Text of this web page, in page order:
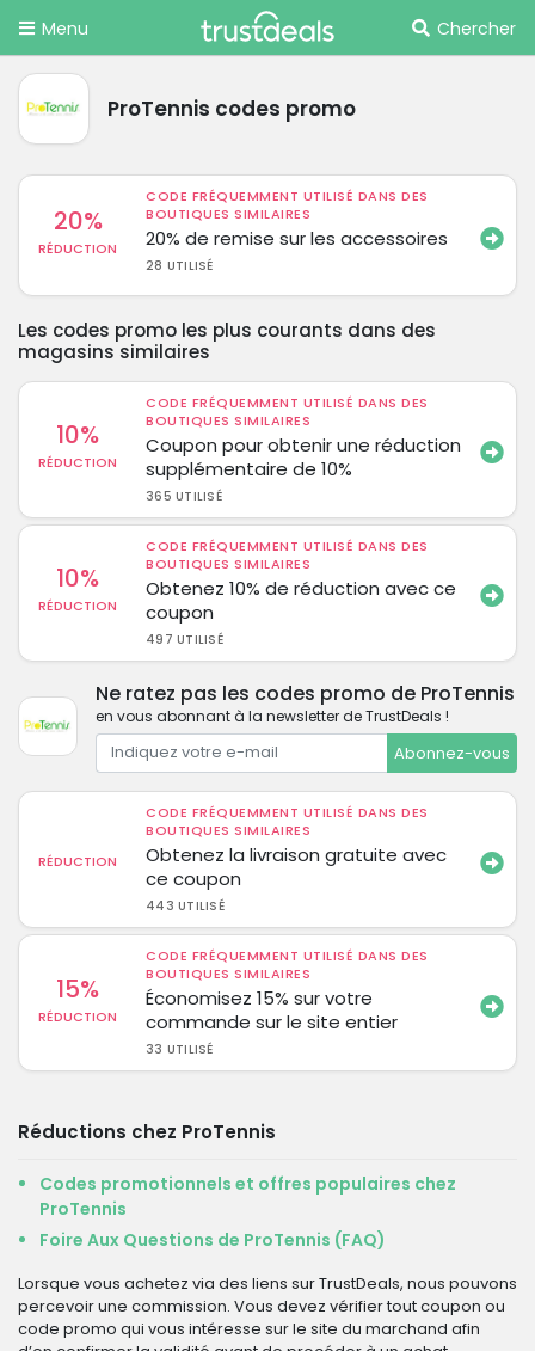
Menu Chercher
ProTennis codes promo
20%
RÉDUCTION
CODE FRÉQUEMMENT UTILISÉ DANS DES
BOUTIQUES SIMILAIRES
20% de remise sur les accessoires
28 UTILISÉ
Les codes promo les plus courants dans des
magasins similaires
10%
RÉDUCTION
CODE FRÉQUEMMENT UTILISÉ DANS DES
BOUTIQUES SIMILAIRES
Coupon pour obtenir une réduction
supplémentaire de 10%
365 UTILISÉ
10%
RÉDUCTION
CODE FRÉQUEMMENT UTILISÉ DANS DES
BOUTIQUES SIMILAIRES
Obtenez 10% de réduction avec ce
coupon
497 UTILISÉ
Ne ratez pas les codes promo de ProTennis
en vous abonnant à la newsletter de TrustDeals !
Abonnez-vous
RÉDUCTION
CODE FRÉQUEMMENT UTILISÉ DANS DES
BOUTIQUES SIMILAIRES
Obtenez la livraison gratuite avec
ce coupon
443 UTILISÉ
15%
RÉDUCTION
CODE FRÉQUEMMENT UTILISÉ DANS DES
BOUTIQUES SIMILAIRES
Économisez 15% sur votre
commande sur le site entier
33 UTILISÉ
Réductions chez ProTennis
Codes promotionnels et offres populaires chez
ProTennis
Foire Aux Questions de ProTennis (FAQ)
Lorsque vous achetez via des liens sur TrustDeals, nous pouvons
percevoir une commission. Vous devez vérifier tout coupon ou
code promo qui vous intéresse sur le site du marchand afin